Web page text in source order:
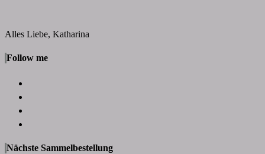
Alles Liebe, Katharina
Follow me
Nächste Sammelbestellung